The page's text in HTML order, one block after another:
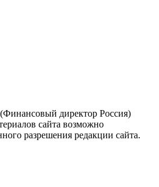
директор Россия)
сайта возможно
разрешения редакции сайта.